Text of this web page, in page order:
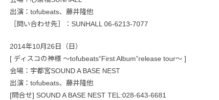
出演：tofubeats、藤井隆他
［問い合わせ先］：SUNHALL 06-6213-7077
2014年10月26日（日）
[ ディスコの神様 ～tofubeats“First Album”release tour～ ]
会場：宇都宮SOUND A BASE NEST
出演：tofubeats、藤井隆他
[問合せ] SOUND A BASE NEST TEL:028-643-6681